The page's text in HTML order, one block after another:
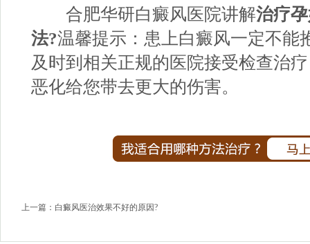
合肥华研白癜风医院讲解治疗
法?温馨提示：患上白癜风一定不能
及时到相关正规的医院接受检查治
恶化给您带去更大的伤害。
上一篇： 白癜风医治效果不好的原因?